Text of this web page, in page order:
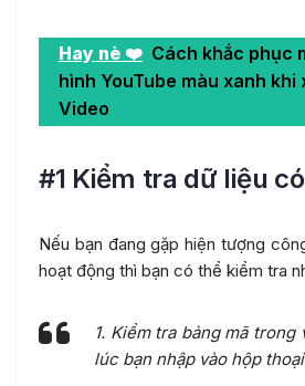
Hay nè ❤️ Cách khắc phục
hình YouTube màu xanh khi
Video
#1 Kiểm tra dữ liệu
Nếu bạn đang gặp hiện tượng
hoạt động thì bạn có thể kiểm tra
1. Kiểm tra bảng mã trong
lúc bạn nhập vào hộp